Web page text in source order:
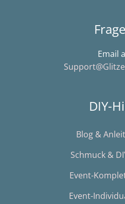
Email
DIY-
Blog &
Schmuck &
Event-
Event-